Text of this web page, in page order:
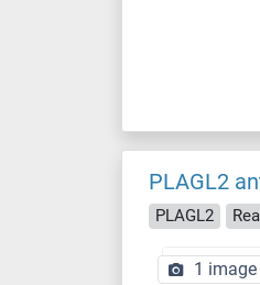
PLAGL2
PLAGL2
1 image